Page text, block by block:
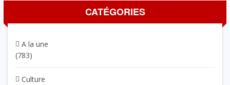
CATÉGORIES
A la une
(783)
Culture